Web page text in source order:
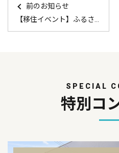
前のお知らせ
SPECIAL
特別コ